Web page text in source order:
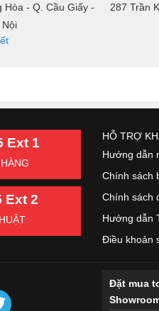
Hòa - Q. Cầu Giấy -
Nội
287 Trần
Ext 1
Ext 2
HỖ TRỢ
Hướng dẫn
Chính sách
Chính sách
Hướng dẫn
Điều khoản
Đặt mua